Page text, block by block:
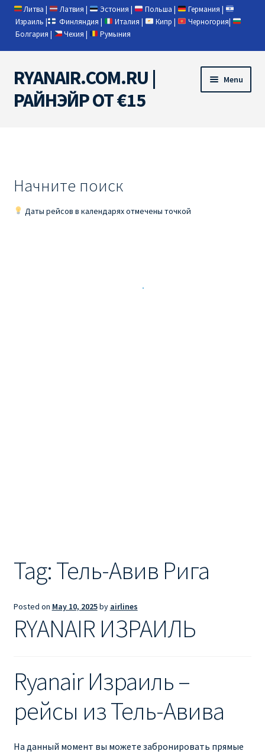
Литва | Латвия | Эстония | Польша | Германия |
Израиль | Финляндия | Италия | Кипр | Черногория|
Болгария | Чехия | Румыния
Skip
to
navigation
Skip
to
content
RYANAIR.COM.RU |
РАЙНЭЙР ОТ €15
Menu
RYANAIR PL ОТ € 9
RYANAIR ИЗ РИГИ
RYANAIR ИЗ ТАЛЛИНА
RYANAIR ИЗ ЧЕХИИ | ПРАГА, ОСТРАВА, ПАРДУБИЦЕ,
БРНО
Начните поиск
Даты рейсов в календарях отмечены точкой
Tag:Тель-Авив Рига
Posted on May 10, 2025by airlines
RYANAIR ИЗРАИЛЬ
Ryanair Израиль –
рейсы из Тель-Авива
На данный момент вы можете забронировать прямые